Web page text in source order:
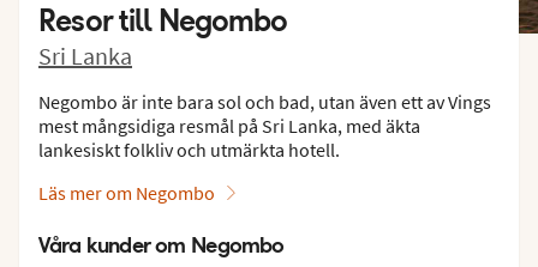
Resor till Negombo
Sri Lanka
Negombo är inte bara sol och bad, utan även ett av Vings
mest mångsidiga resmål på Sri Lanka, med äkta
lankesiskt folkliv och utmärkta hotell.
Läs mer om Negombo
Våra kunder om Negombo